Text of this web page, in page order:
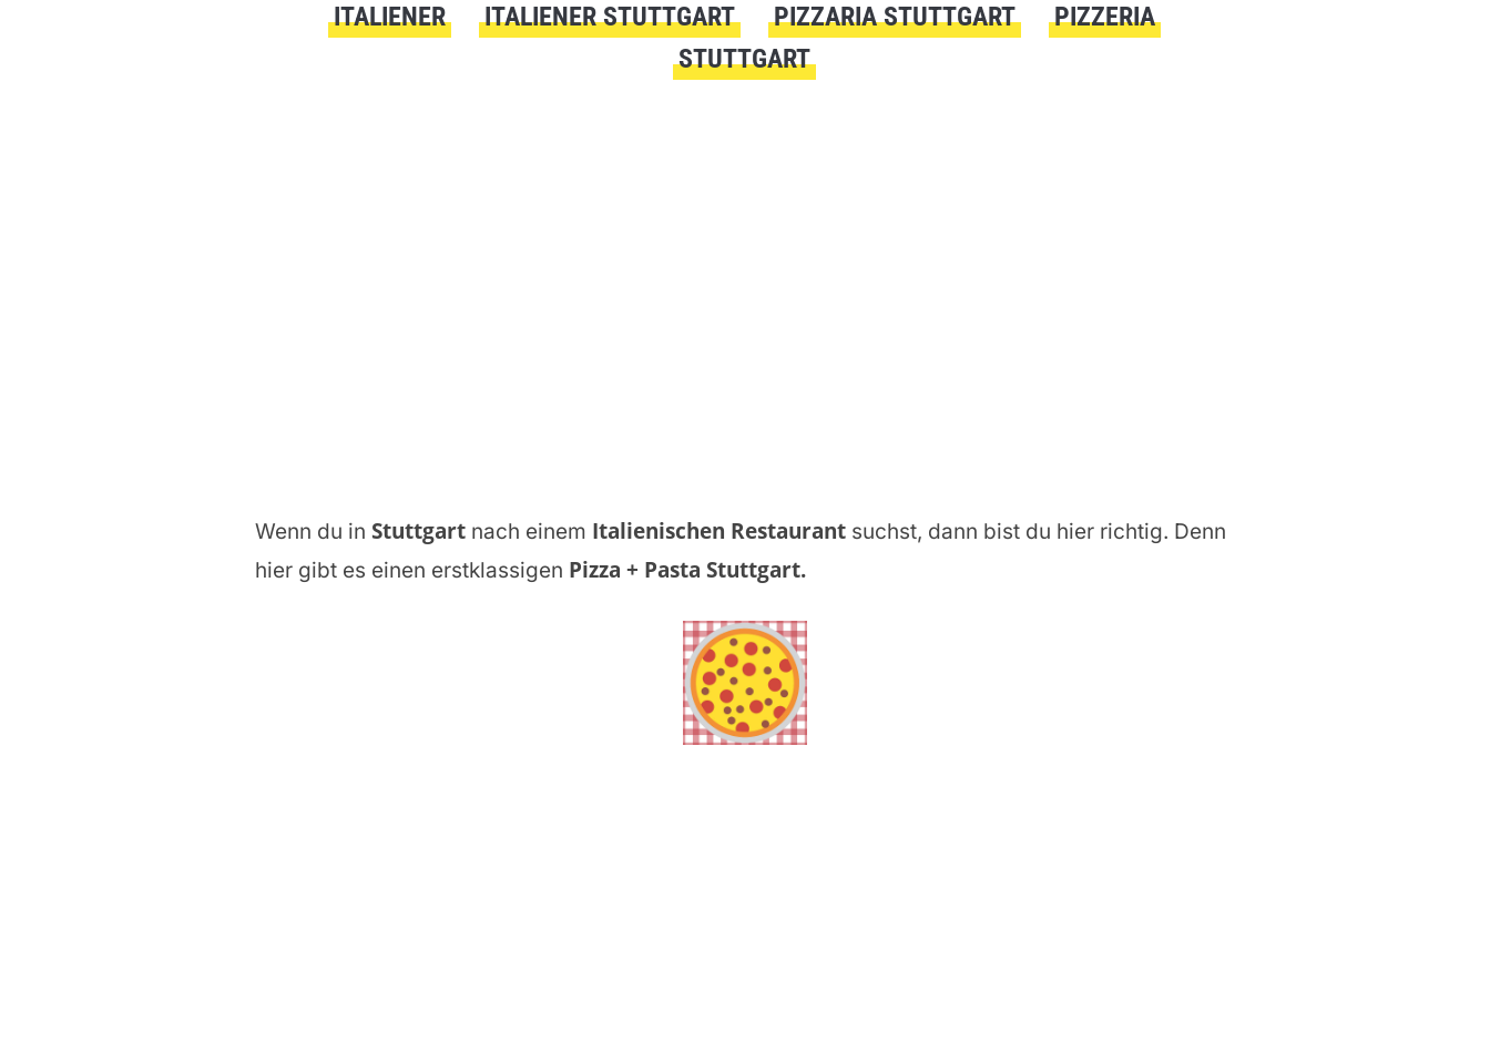
ITALIENER ITALIENER STUTTGART PIZZARIA STUTTGART
PIZZERIA
STUTTGART
Wenn du in Stuttgartnach einem Italienischen Restaurant suchst, dann bist du hier richtig. Denn
hier gibt es einen erstklassigen Pizza + Pasta Stuttgart.